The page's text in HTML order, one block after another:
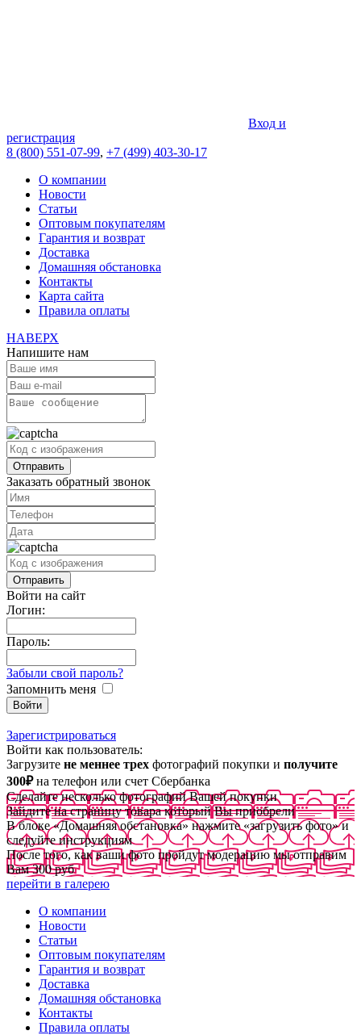
Вход и
регистрация
8 (800) 551-07-99, +7 (499) 403-30-17
О компании
Новости
Статьи
Оптовым покупателям
Гарантия и возврат
Доставка
Домашняя обстановка
Контакты
Карта сайта
Правила оплаты
НАВЕРХ
Напишите нам
Заказать обратный звонок
Войти на сайт
Логин:
Пароль:
Забыли свой пароль?
Запомнить меня
Зарегистрироваться
Войти как пользователь:
Загрузите не меннее трех фотографий покупки и получите
300₽на телефон или счет Сбербанка
Сделайте несколько фотографий Вашей покупки
Зайдите на страницу товара который Вы приобрели
В блоке «Домашняя обстановка» нажмите «загрузить фото» и
следуйте инструкциям
После того, как ваши фото пройдут модерацию мы отправим
Вам 300 руб
перейти в галерею
О компании
Новости
Статьи
Оптовым покупателям
Гарантия и возврат
Доставка
Домашняя обстановка
Контакты
Правила оплаты